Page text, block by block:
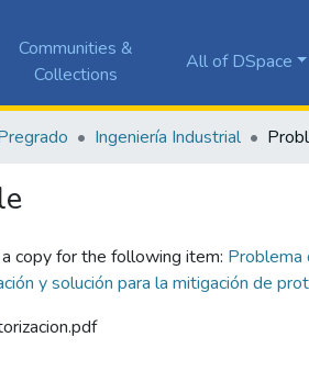
Communities &
Collections
All of DSpace
Ingeniería Industrial
copy for the following item: Problema
y solución para la mitigación de